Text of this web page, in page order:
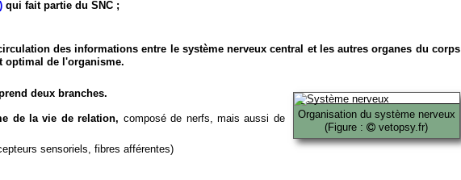
qui fait partie du SNC ;
des informations entre le système nerveux central et les autres organes du corps
optimal de l'organisme.
Organisation du système nerveux
(Figure :
vetopsy.fr)
deux branches.
de la vie de relation, composé de nerfs, mais aussi de
sensoriels, fibres afférentes)